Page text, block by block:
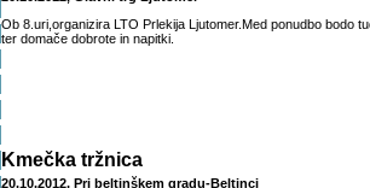
Ob 8.uri,organizira LTO Prlekija Ljutomer.Med ponudbo bodo
ter domače dobrote in napitki.
Kmečka tržnica
20.10.2012, Pri beltinškem gradu-Beltinci